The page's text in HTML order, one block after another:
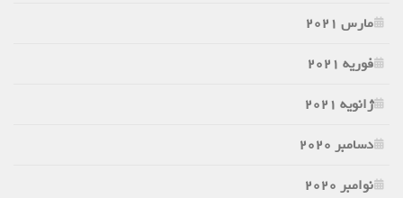
مارس 2021
فوریه 2021
ژانویه 2021
دسامبر 2020
نوامبر 2020